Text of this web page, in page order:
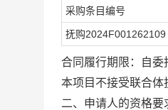
采购条目编号
抚购2024F001262109
合同履行期限：自委
本项目不接受联合体
二、申请人的资格要